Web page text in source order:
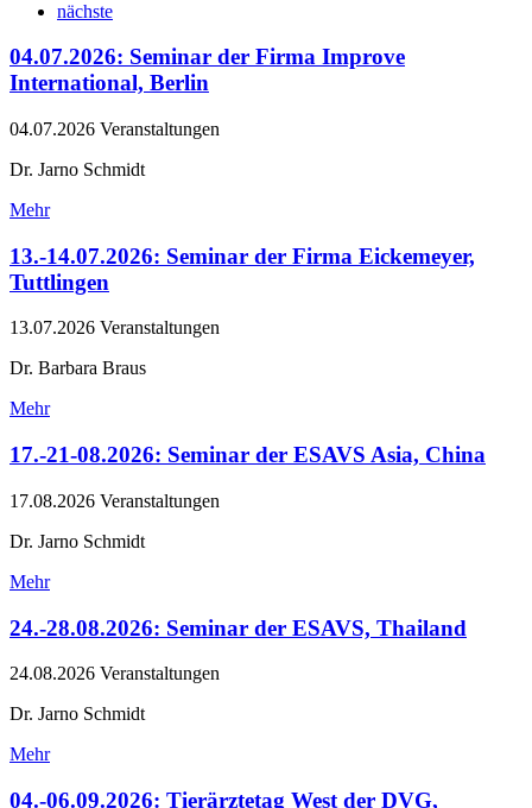
nächste
04.07.2026: Seminar der Firma Improve
International, Berlin
04.07.2026 Veranstaltungen
Dr. Jarno Schmidt
Mehr
13.-14.07.2026: Seminar der Firma Eickemeyer,
Tuttlingen
13.07.2026 Veranstaltungen
Dr. Barbara Braus
Mehr
17.-21-08.2026: Seminar der ESAVS Asia, China
17.08.2026 Veranstaltungen
Dr. Jarno Schmidt
Mehr
24.-28.08.2026: Seminar der ESAVS, Thailand
24.08.2026 Veranstaltungen
Dr. Jarno Schmidt
Mehr
04.-06.09.2026: Tierärztetag West der DVG,